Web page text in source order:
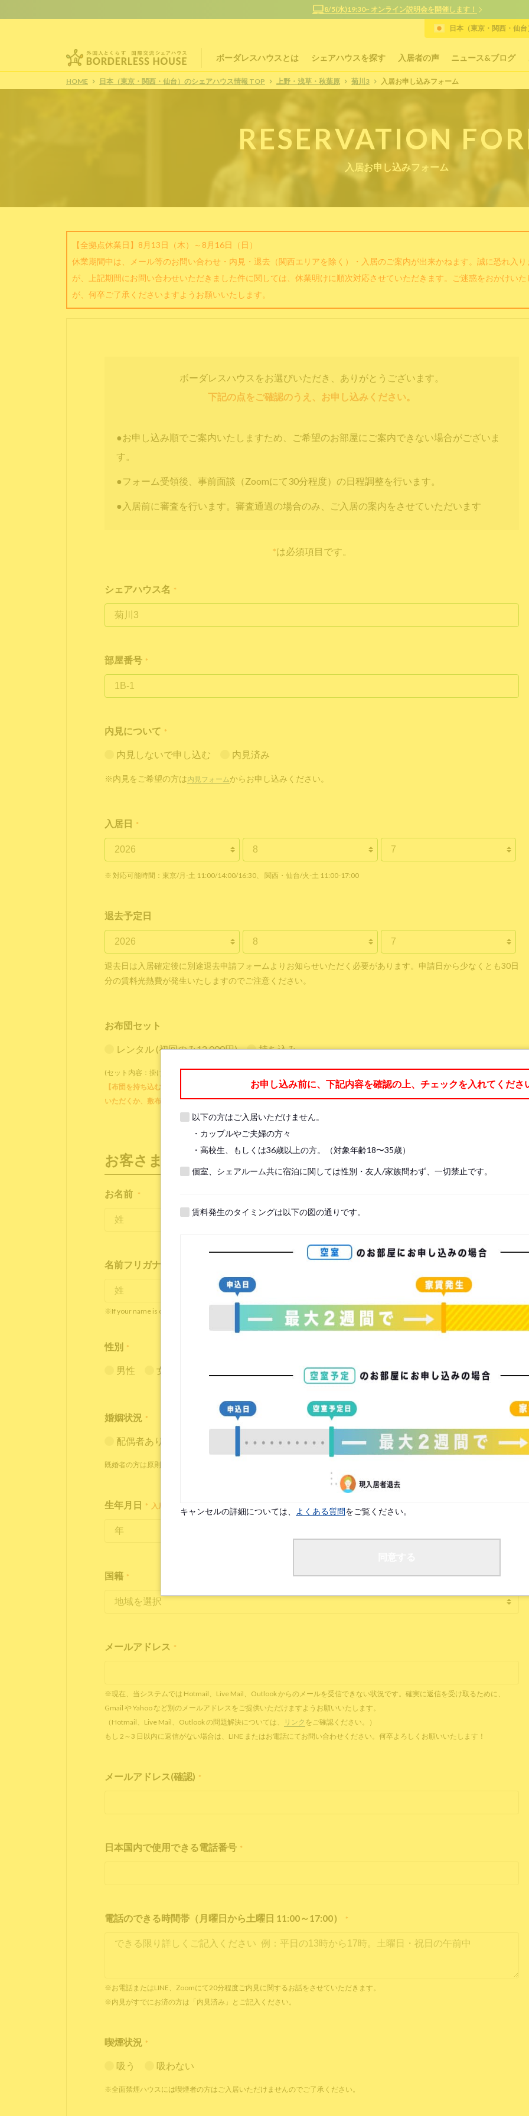
8/5(水)19:30~ オンライン説明会を開催します！
ボーダレスハウスとは シェアハウスを探す 入居者の声 ニュース&ブログ
日本（東京・関西・仙
HOME 日本（東京・関西・仙台）のシェアハウス情報 TOP 上野・浅草・秋葉原 菊川3 入居お申し込みフォーム
RESERVATION
入居お申し込みフォーム
【全拠点休業日】8月13日（木）～8月16日（日）
休業期間中は、メール等のお問い合わせ・内見・退去（関西エリアを除く）・入居のご案内が出来かねます。誠に恐れ入り
が、上記期間にお問い合わせいただきました件に関しては、休業明けに順次対応させていただきます。ご迷惑をおかけいた
が、何卒ご了承くださいますようお願いいたします。
ボーダレスハウスをお選びいただき、ありがとうございます。
下記の点をご確認のうえ、お申し込みください。
●お申し込み順でご案内いたしますため、ご希望のお部屋にご案内できない場合がございま
す。
●フォーム受領後、事前面談（Zoomにて30分程度）の日程調整を行います。
●入居前に審査を行います。審査通過の場合のみ、ご入居の案内をさせていただいます
*は必須項目です。
シェアハウス名 *
部屋番号 *
内見について *
内見しないで申し込む 内見済み
※内見をご希望の方は 内見フォームからお申し込みください。
入居日 *
※ 対応可能時間：東京/月-土 11:00/14:00/16:30、 関西・仙台/火-土 11:00-17:00
退去予定日
退去日は入居確定後に別途退去申請フォームよりお知らせいただく必要があります。申請日から少なくとも30日
分の賃料光熱費が発生いたしますのでご注意ください。
お布団セット
レンタル (初回のみ12,000円) 持ち込み
(セット内容：掛け布団、掛け布団カバー、ブランケット、枕、枕カバー、ベッドパッド、シーツの7点)
【布団を持ち込む方】各ベッドに備え付けのマットレスに直接寝ることはできません。 必ずベッドパッド を敷き、シーツをご使用
いただくか、敷布団をご用意ください。他に、枕や掛け布団をご持参ください。
お客さま情報
お名前 *
名前フリガナ(ローマ字)
※If your name is originally spelled in roman letters, please write your name again.
性別 *
男性 女性
婚姻状況 *
配偶者あり（入居条件あり） 配偶者なし
既婚者の方は原則お断りしておりますが、状況によりご入居案内が可能です。
生年月日 * 入居時点で18歳～35歳の方が対象です。
国籍 *
メールアドレス *
※現在、当システムでは Hotmail、Live Mail、Outlook からのメールを受信できない状況です。確実に返信を受け取るために、
Gmail や Yahoo など別のメールアドレスをご提供いただけますようお願いいたします。
（Hotmail、Live Mail、Outlook の問題解決については、
リンク をご確認ください。）
もし 2～3 日以内に返信がない場合は、LINE またはお電話にてお問い合わせください。何卒よろしくお願いいたします！
メールアドレス(確認) *
日本国内で使用できる電話番号 *
電話のできる時間帯（月曜日から土曜日 11:00～17:00） *
※お電話またはLINE、Zoomにて20分程度ご内見に関するお話をさせていただきます。
※内見がすでにお済の方は「内見済み」とご記入ください。
喫煙状況 *
吸う 吸わない
※全面禁煙ハウスには喫煙者の方はご入居いただけませんのでご了承ください。
お申し込み前に、下記内容を確認の上、チェックを入れてくださ
以下の方はご入居いただけません。
・カップルやご夫婦の方々
・高校生、もしくは36歳以上の方。（対象年齢18〜35歳）
個室、シェアルーム共に宿泊に関しては性別・友人/家族問わず、一切禁止です。
賃料発生のタイミングは以下の図の通りです。
キャンセルの詳細については、 よくある質問をご覧ください。